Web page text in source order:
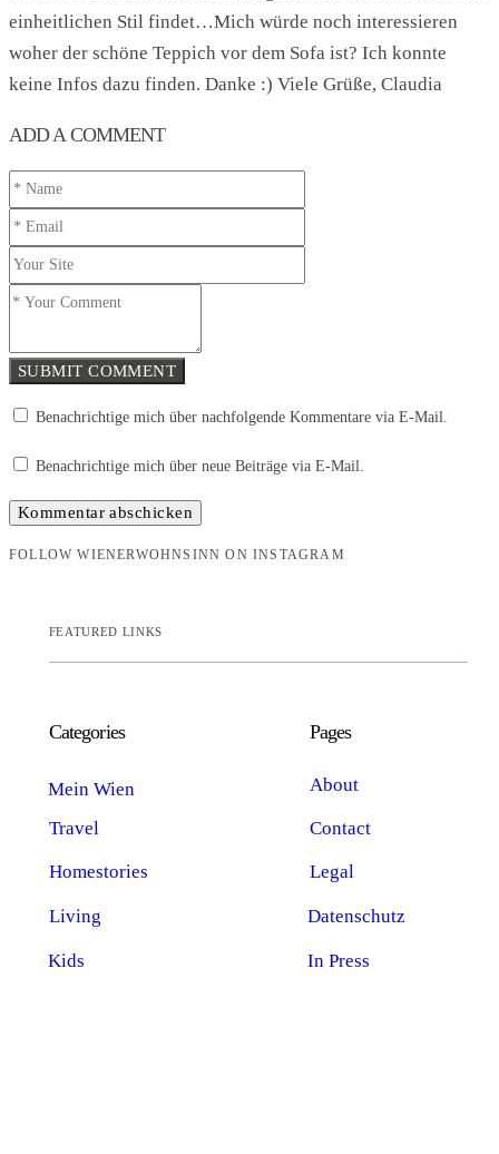
einheitlichen Stil findet…Mich würde noch interessieren
woher der schöne Teppich vor dem Sofa ist? Ich konnte
keine Infos dazu finden. Danke :) Viele Grüße, Claudia
ADD A COMMENT
SUBMIT COMMENT
Benachrichtige mich über nachfolgende Kommentare via E-Mail.
Benachrichtige mich über neue Beiträge via E-Mail.
FOLLOW WIENERWOHNSINN ON INSTAGRAM
FEATURED LINKS
Categories Pages
Living
About
Travel Contact
Homestories
In Press
Mein Wien
Legal
Kids
Datenschutz